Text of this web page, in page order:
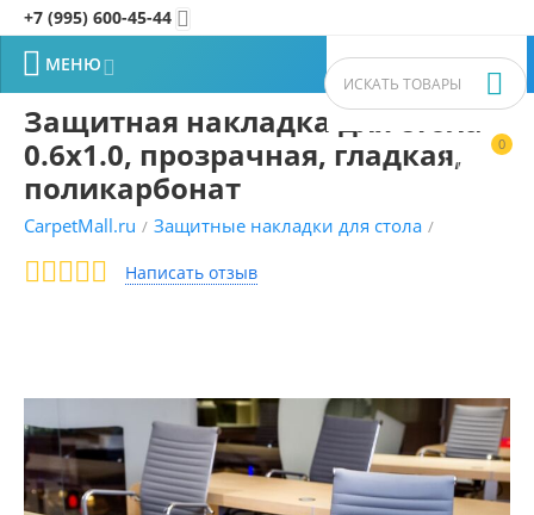
+7 (995) 600-45-44 
0



 МЕНЮ
Защитная накладка для стола
0.6x1.0, прозрачная, гладкая,
поликарбонат
CarpetMall.ru / Защитные накладки для стола /
Написать отзыв